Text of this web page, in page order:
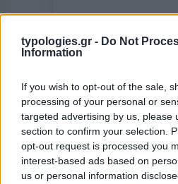
typologies.gr - Do Not
Information
If you wish to opt-out of the sale,
processing of your personal or
targeted advertising by us, please
section to confirm your selection.
opt-out request is processed you
interest-based ads based on
us or personal information
της
το ελληνικό
πολιτισμός που μας
ΟΣΑ
ΓΙΑ ΤΟ